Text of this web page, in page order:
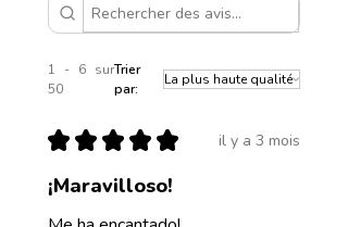
1 - 6 sur
50
Trier
par:
★ ★ ★ ★ ★ il y a 3 mois
¡Maravilloso!